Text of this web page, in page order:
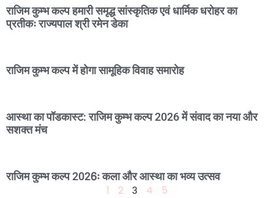
राजिम कुम्भ कल्प हमारी समृद्ध सांस्कृतिक एवं धार्मिक धरोहर का
प्रतीकः राज्यपाल श्री रमेन डेका
राजिम कुम्भ कल्प में होगा सामूहिक विवाह समारोह
आस्था का पॉडकास्ट: राजिम कुम्भ कल्प 2026 में संवाद का नया और
सशक्त मंच
राजिम कुम्भ कल्प 2026ः कला और आस्था का भव्य उत्सव
1 2 3 4 5